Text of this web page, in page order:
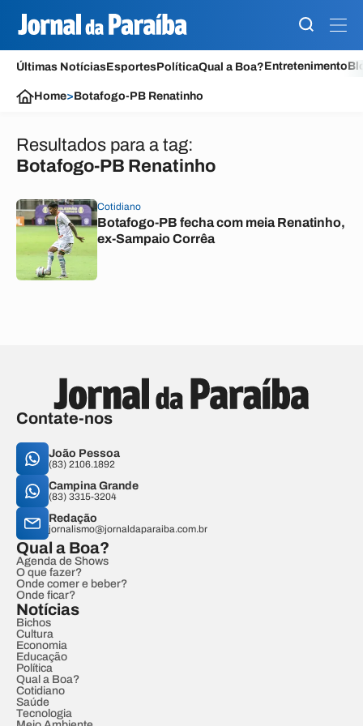
Últimas NotíciasEsportesPolíticaQual a Boa?Entretenimento
Home>Botafogo-PB Renatinho
Resultados para a tag:
Botafogo-PB Renatinho
Cotidiano
Botafogo-PB fecha com meia Renatinho,
ex-Sampaio Corrêa
Contate-nos
João Pessoa
(83) 2106.1892
Campina Grande
(83) 3315-3204
Redação
jornalismo@jornaldaparaiba.com.br
Qual a Boa?
Agenda de Shows
O que fazer?
Onde comer e beber?
Onde ficar?
Notícias
Bichos
Cultura
Economia
Educação
Política
Qual a Boa?
Cotidiano
Saúde
Tecnologia